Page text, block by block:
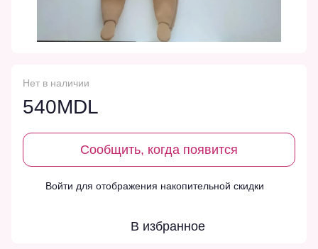
Нет в наличии
540MDL
Сообщить, когда появится
Войти для отображения накопительной скидки
В избранное